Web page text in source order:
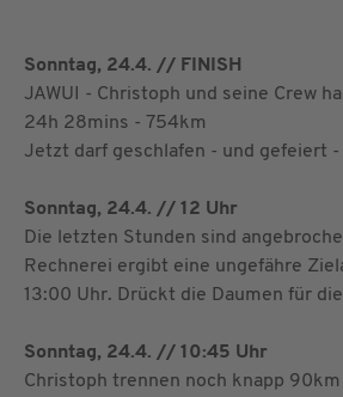
Sonntag, 24.4. // FINISH
JAWUI - Christoph und seine Crew
24h 28mins - 754km
Jetzt darf geschlafen - und gefeiert -
Sonntag, 24.4. // 12 Uhr
Die letzten Stunden sind
Rechnerei ergibt eine ungefähre
13:00 Uhr. Drückt die Daumen für
Sonntag, 24.4. // 10:45 Uhr
Christoph trennen noch knapp